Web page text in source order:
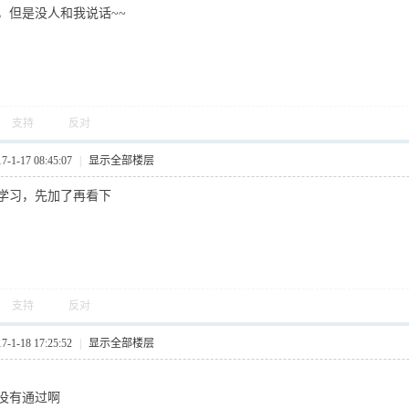
但是没人和我说话~~
支持 反对
1-17 08:45:07 显示全部楼层
习，先加了再看下
支持 反对
1-18 17:25:52 显示全部楼层
有通过啊